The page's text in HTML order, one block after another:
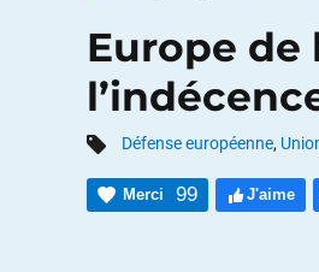
Europe de
Défense européenne,
Merci 99 J'aime